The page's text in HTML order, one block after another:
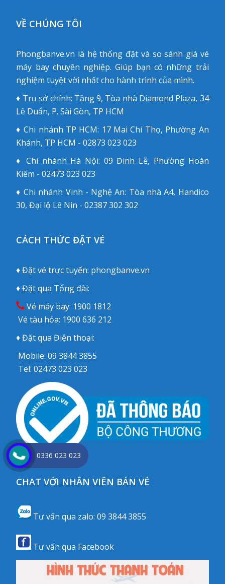
VỀ CHÚNG TÔI
Phongbanve.vn là hệ thống đặt và so sánh giá vé
máy bay chuyên nghiệp. Giúp bạn có những trải
nghiệm tuyệt vời nhất cho hành trình của mình.
♦ Trụ sở chính: Tầng 9, Tòa nhà Diamond Plaza, 34
Lê Duẩn, P. Sài Gòn, TP HCM
♦ Chi nhánh TP HCM: 17 Mai Chí Thọ, Phường An
Khánh, TP HCM - 02873 023 023
♦ Chi nhánh Hà Nội: 09 Đinh Lễ, Phường Hoàn
Kiếm - 02473 023 023
♦ Chi nhánh Vinh - Nghệ An: Tòa nhà A4, Handico
30, Đại lộ Lê Nin - 02387 302 302
CÁCH THỨC ĐẶT VÉ
♦ Đặt vé trực tuyến: phongbanve.vn
♦ Đặt qua Tổng đài:
Vé máy bay: 1900 1812
Vé tàu hỏa: 1900 636 212
♦ Đặt qua Điện thoại:
Mobile:09 3844 3855
Tel:02473 023 023
CHAT VỚI NHÂN VIÊN BÁN VÉ
Tư vấn qua zalo:09 3844 3855
Tư vấn qua Facebook
0336 023 023